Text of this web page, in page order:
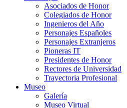
Asociados de Honor
Colegiados de Honor
Ingenieros del Año
Personajes Españoles
Personajes Extranjeros
Pioneras IT
Presidentes de Honor
Rectores de Universidad
Trayectoria Profesional
Museo
Galería
Museo Virtual